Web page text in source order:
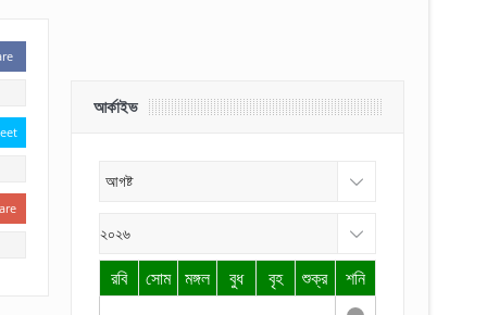
আর্কাইভ
রবি সোম মঙ্গল বুধ বৃহ শুক্র শনি